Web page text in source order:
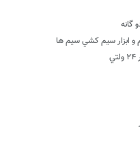
گانه
و ابزار سيم كشي سيم ها